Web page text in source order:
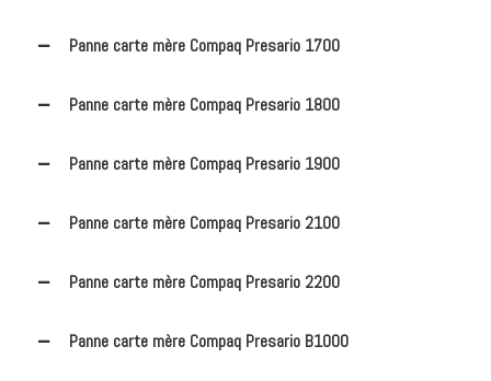
Panne carte mère Compaq Presario 1700
Panne carte mère Compaq Presario 1800
Panne carte mère Compaq Presario 1900
Panne carte mère Compaq Presario 2100
Panne carte mère Compaq Presario 2200
Panne carte mère Compaq Presario B1000